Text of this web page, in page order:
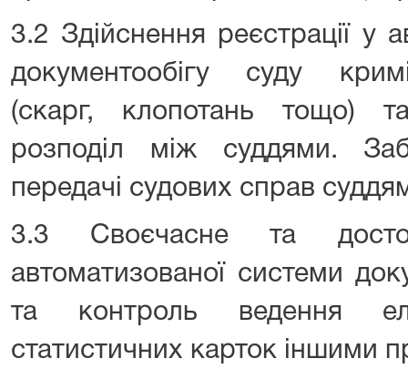
3.2 Здійснення реєстрації у
документообігу суду
(скарг, клопотань тощо)
розподіл між суддями.
передачі судових справ
3.3 Своєчасне та
автоматизованої системи
та контроль ведення
статистичних карток іншими